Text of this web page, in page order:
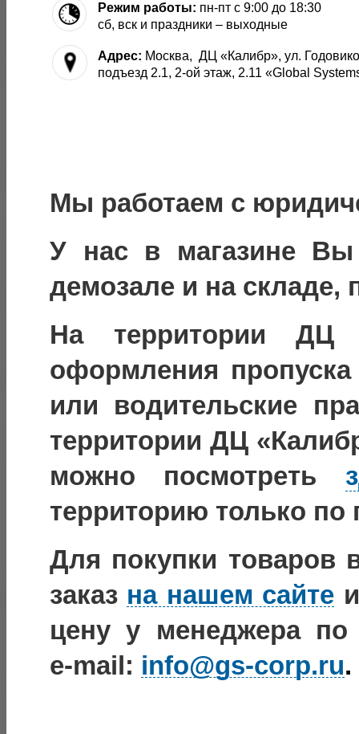
Режим работы: пн-пт с 9:00 до 18:30
сб, вск и праздники – выходные
Адрес: Москва, ДЦ «Калибр», ул.
подъезд 2.1, 2-ой этаж, 2.11 «Global
Мы работаем с
У нас в магазине Вы
демозале и на складе,
На территории ДЦ
оформления
или водительские
территории ДЦ
можно посмотреть
территорию только
Для покупки
заказ на нашем сайте
цену у менеджера по
e‑mail: info@gs-corp.ru.